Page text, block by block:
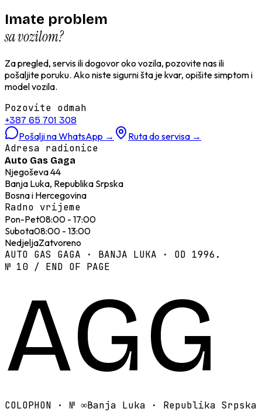
Imate problem
sa vozilom?
Za pregled, servis ili dogovor oko vozila, pozovite nas ili
pošaljite poruku. Ako niste sigurni šta je kvar, opišite simptom i
model vozila.
Pozovite odmah
+387 65 701 308
Pošalji na WhatsApp → Ruta do servisa →
Adresa radionice
Auto Gas Gaga
Njegoševa 44
Banja Luka, Republika Srpska
Bosna i Hercegovina
Radno vrijeme
Pon-Pet08:00 - 17:00
Subota08:00 - 13:00
NedjeljaZatvoreno
AUTO GAS GAGA · BANJA LUKA · OD 1996.
№ 10 / END OF PAGE
AGG
COLOPHON · № ∞Banja Luka · Republika Srpska